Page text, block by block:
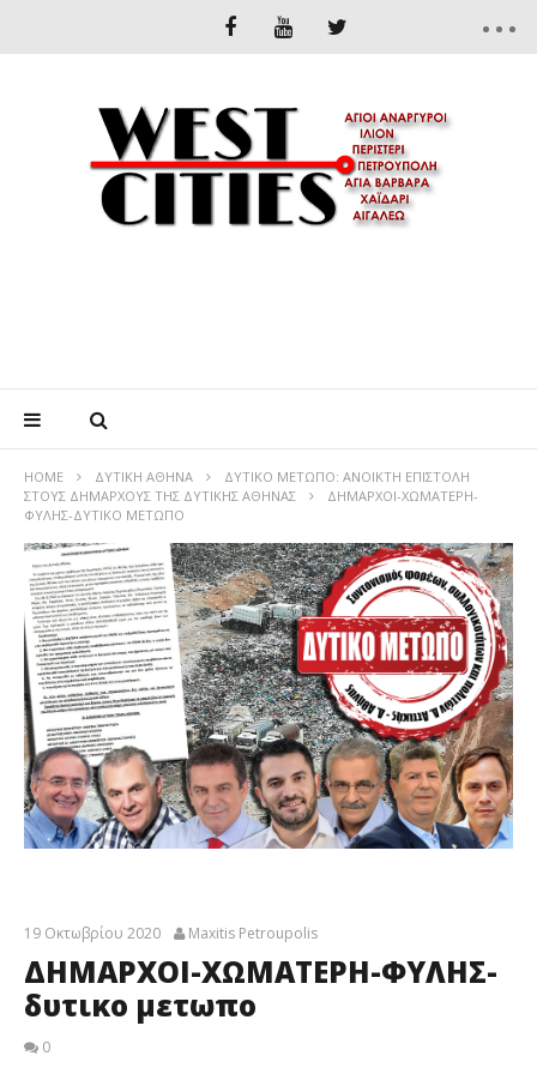
HOME ΔΥΤΙΚΉ ΑΘΉΝΑ
ΔΥΤΙΚΟ ΜΕΤΩΠΟ: ΑΝΟΙΚΤΗ ΕΠΙΣΤΟΛΗ
ΣΤΟΥΣ ΔΗΜΑΡΧΟΥΣ ΤΗΣ ΔΥΤΙΚΗΣ ΑΘΗΝΑΣ
ΔΗΜΑΡΧΟΙ-ΧΩΜΑΤΕΡΗ-
ΦΥΛΗΣ-ΔΥΤΙΚΟ ΜΕΤΩΠΟ
19 Οκτωβρίου 2020 Maxitis Petroupolis
ΔΗΜΑΡΧΟΙ-ΧΩΜΑΤΕΡΗ-ΦΥΛΗΣ-
δυτικο μετωπο
0